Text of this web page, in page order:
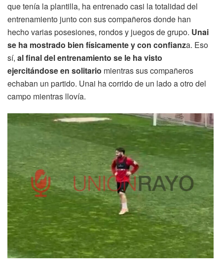
que tenía la plantilla, ha entrenado casi la totalidad del
entrenamiento junto con sus compañeros donde han
hecho varias posesiones, rondos y juegos de grupo. Unai
se ha mostrado bien físicamente y con confianza. Eso
sí, al final del entrenamiento se le ha visto
ejercitándose en solitario mientras sus compañeros
echaban un partido. Unai ha corrido de un lado a otro del
campo mientras llovía.